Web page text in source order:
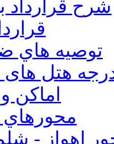
شرح قرارداد
توصيه هاي
هتل های
اهواز -